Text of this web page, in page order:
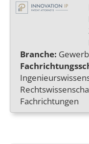
Branche:
Fachrichtungen